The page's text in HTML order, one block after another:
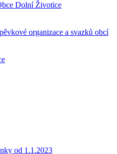
Dolní Životice
organizace a svazků obcí
od 1.1.2023